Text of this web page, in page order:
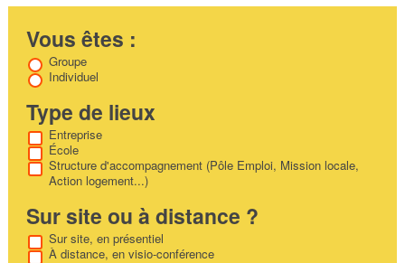
Vous êtes :
Groupe
Individuel
Type de lieux
Entreprise
École
Structure d'accompagnement (Pôle Emploi, Mission locale,
Action logement...)
Sur site ou à distance ?
Sur site, en présentiel
À distance, en visio-conférence